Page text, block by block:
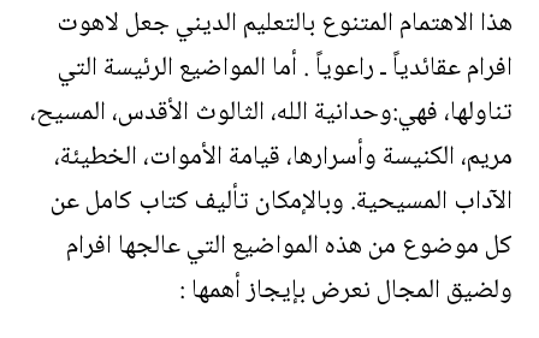
هذا الاهتمام المتنوع بالتعليم الديني جعل لاهوت
افرام عقائدياً ـ راعوياً . أما المواضيع الرئيسة التي
تناولها، فهي:وحدانية الله، الثالوث الأقدس، المسيح،
مريم، الكنيسة وأسرارها، قيامة الأموات، الخطيئة،
الآداب المسيحية. وبالإمكان تأليف كتاب كامل عن
كل موضوع من هذه المواضيع التي عالجها افرام
ولضيق المجال نعرض بإيجاز أهمها :